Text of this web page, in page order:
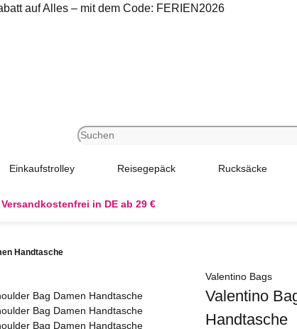
auf Alles – mit dem Code: FERIEN2026
Einkaufstrolley Reisegepäck Rucksäcke
Versandkostenfrei in DE ab 29 €
Handtasche
Valentino Bags
Valentino
Handtasche